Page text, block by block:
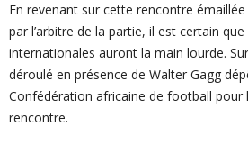
En revenant sur cette rencontre émaillée
par l’arbitre de la partie, il est certain
internationales auront la main lourde.
déroulé en présence de Walter Gagg
Confédération africaine de football pour
rencontre.